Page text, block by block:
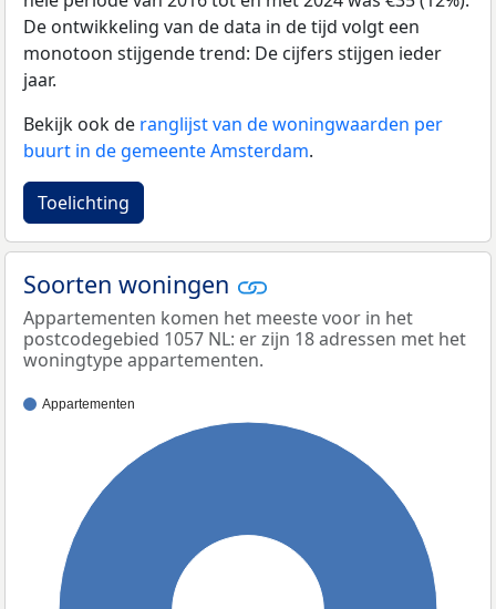
De ontwikkeling van de data in de tijd volgt een
monotoon stijgende trend: De cijfers stijgen ieder
jaar.
Bekijk ook de ranglijst van de woningwaarden per
buurt in de gemeente Amsterdam.
Toelichting
Soorten woningen
Appartementen komen het meeste voor in het
postcodegebied 1057 NL: er zijn 18 adressen met het
woningtype appartementen.
Appartementen